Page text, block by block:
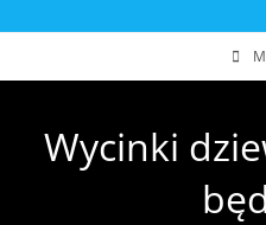
Wycinki